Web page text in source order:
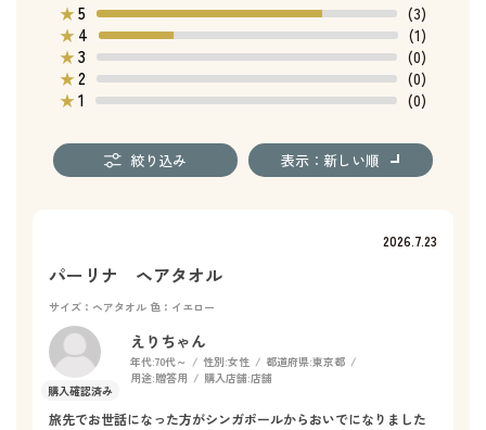
★5
(3)
★ 4
(1)
★3
(0)
★2
(0)
★1 (0)
絞り込み 表示：新しい順
2026.7.23
パーリナ ヘアタオル
サイズ：ヘアタオル 色：イエロー
えりちゃん
年代:70代～ 性別:女性 都道府県:東京都
用途:贈答用 購入店舗:店舗
旅先でお世話になった方がシンガポールからおいでになりました